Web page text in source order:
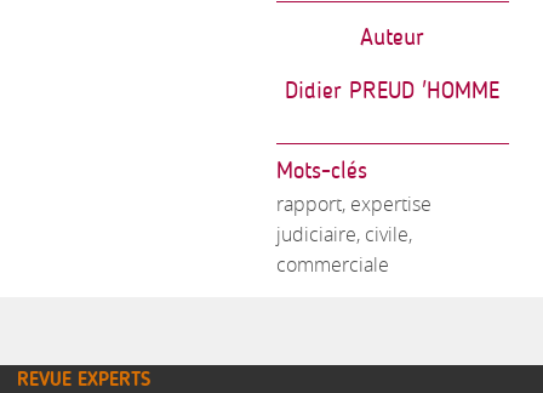
Auteur
Didier PREUD 'HOMME
Mots-clés
rapport, expertise
judiciaire, civile,
commerciale
REVUE EXPERTS